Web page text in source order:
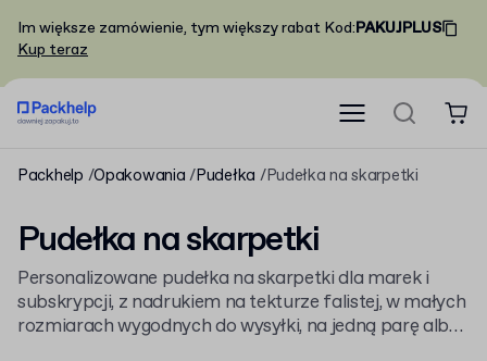
Im większe zamówienie, tym większy rabat Kod:PAKUJPLUS
Kup teraz
Packhelp Opakowania Pudełka Pudełka na skarpetki
Pudełka na skarpetki
Personalizowane pudełka na skarpetki dla marek i
subskrypcji, z nadrukiem na tekturze falistej, w małych
rozmiarach wygodnych do wysyłki, na jedną parę albo